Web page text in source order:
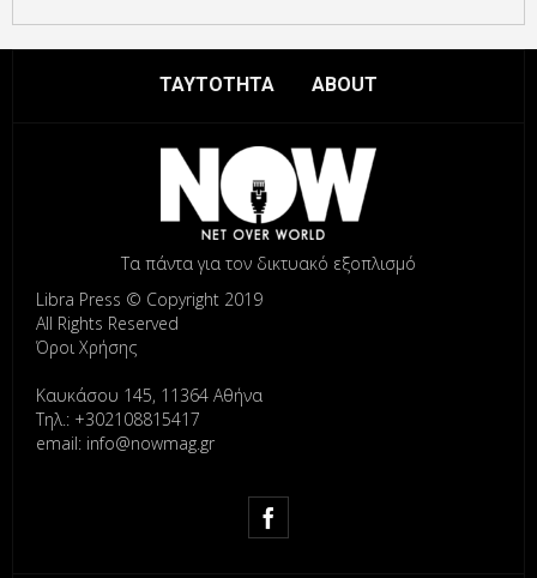
ΤΑΥΤΟΤΗΤΑ ABOUT
Τα πάντα για τον δικτυακό εξοπλισμό
Libra Press © Copyright 2019
All Rights Reserved
Όροι Χρήσης
Καυκάσου 145, 11364 Αθήνα
Τηλ.: +302108815417
email: info@nowmag.gr